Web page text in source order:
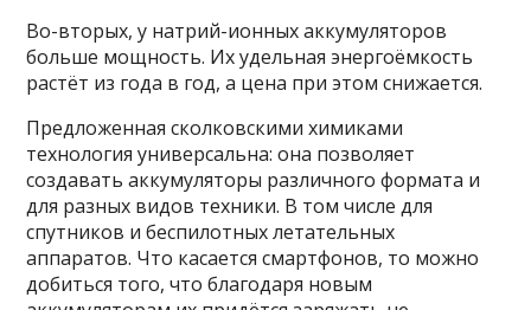
Во-вторых, у натрий-ионных аккумуляторов
больше мощность. Их удельная энергоёмкость
растёт из года в год, а цена при этом снижается.
Предложенная сколковскими химиками
технология универсальна: она позволяет
создавать аккумуляторы различного формата и
для разных видов техники. В том числе для
спутников и беспилотных летательных
аппаратов. Что касается смартфонов, то можно
добиться того, что благодаря новым